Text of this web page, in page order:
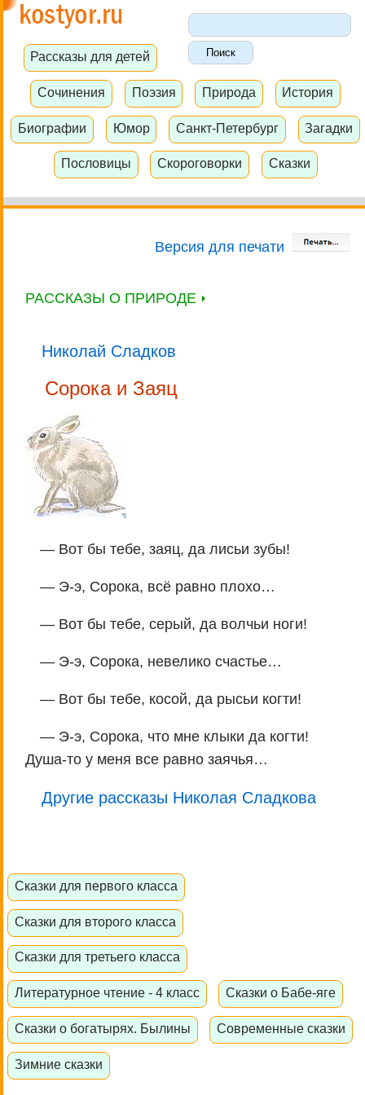
Рассказы для детей
Сочинения Поэзия Природа История
Биографии Юмор Санкт-Петербург Загадки
Пословицы Скороговорки Сказки
Версия для печати
РАССКАЗЫ О ПРИРОДЕ
Николай Сладков
Сорока и Заяц
— Вот бы тебе, заяц, да лисьи зубы!
— Э-э, Сорока, всё равно плохо…
— Вот бы тебе, серый, да волчьи ноги!
— Э-э, Сорока, невелико счастье…
— Вот бы тебе, косой, да рысьи когти!
— Э-э, Сорока, что мне клыки да когти!
Душа-то у меня все равно заячья…
Другие рассказы Николая Сладкова
Сказки для первого класса
Сказки для второго класса
Сказки для третьего класса
Литературное чтение - 4 класс Сказки о Бабе-яге
Сказки о богатырях. Былины Современные сказки
Зимние сказки